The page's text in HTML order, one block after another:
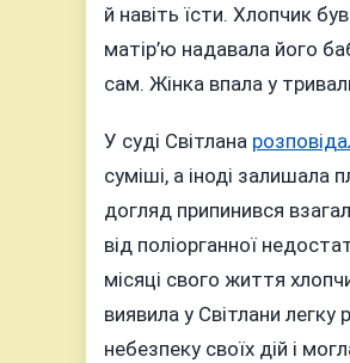
й навіть їсти. Хлопчик
матір’ю надавала його
сам. Жінка впала у
У суді Світлана
суміші, а іноді
догляд припинився
від поліорганної
місяці свого життя
виявила у Світлани
небезпеку своїх дій і